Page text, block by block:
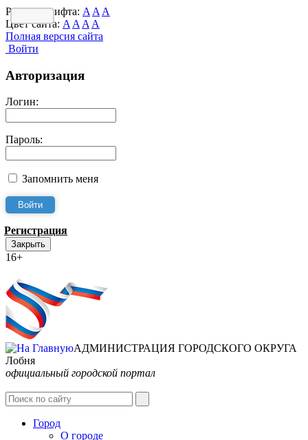
Размер шрифта: A A A
Цвет сайта: A A A A
Полная версия сайта
Войти
Авторизация
Логин:
Пароль:
Запомнить меня
Регистрация
Закрыть
16+
АДМИНИСТРАЦИЯ ГОРОДСКОГО ОКРУГА
Лобня
официальный городской портал
Город
О городе